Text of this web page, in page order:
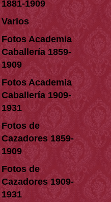
1881-1909
Varios
Fotos Academia
Caballería 1859-
1909
Fotos Academia
Caballería 1909-
1931
Fotos de
Cazadores 1859-
1909
Fotos de
Cazadores 1909-
1931